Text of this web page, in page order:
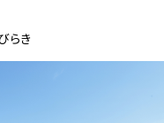
らき